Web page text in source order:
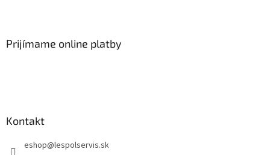
Prijímame online platby
Kontakt
eshop@lespolservis.sk